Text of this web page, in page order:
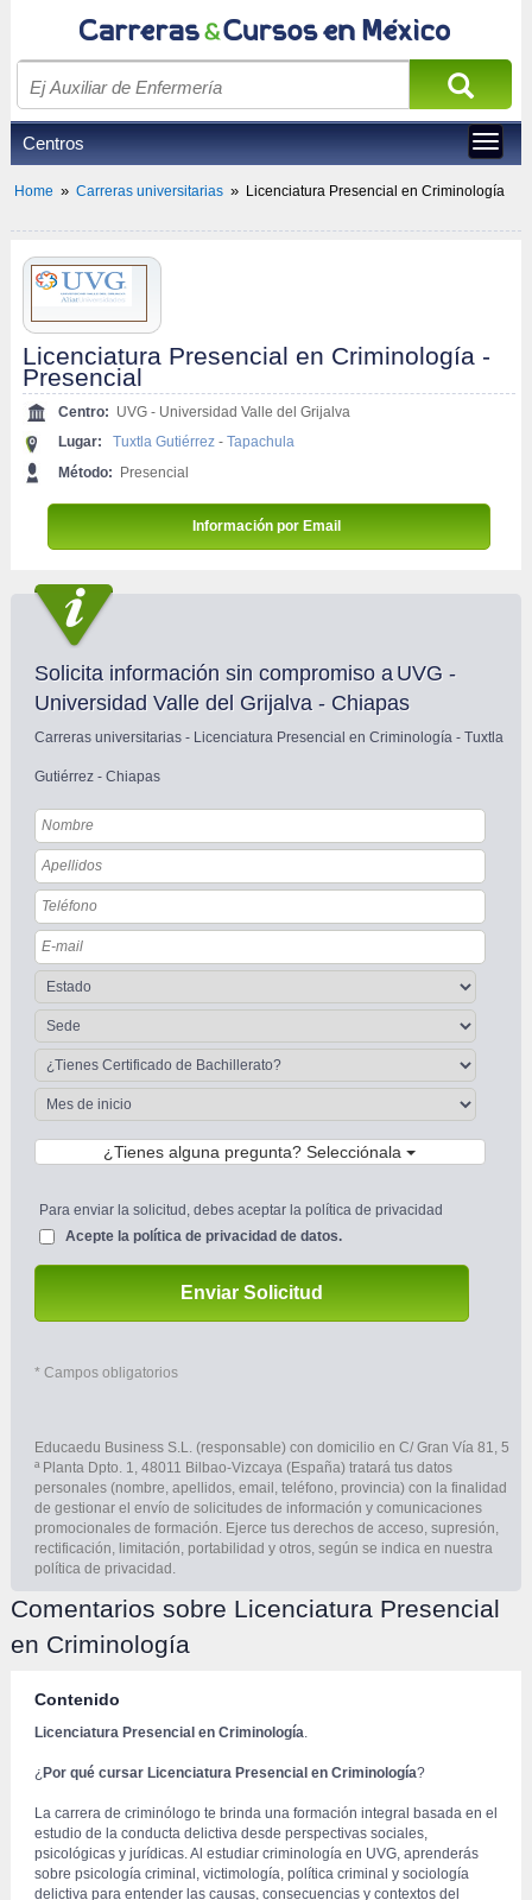
Toggle
Centros
Home » Carreras universitarias » Licenciatura Presencial en Criminología
Licenciatura Presencial en Criminología -
Presencial
Centro: UVG - Universidad Valle del Grijalva
Lugar:
Tuxtla Gutiérrez- Tapachula
Método: Presencial
Información por Email
Solicita información sin compromiso a UVG -
Universidad Valle del Grijalva - Chiapas
Carreras universitarias - Licenciatura Presencial en Criminología - Tuxtla
Gutiérrez - Chiapas
¿Tienes alguna pregunta? Selecciónala
Para enviar la solicitud, debes aceptar la política de privacidad
Acepte la política de privacidad de datos.
Enviar Solicitud
* Campos obligatorios
Educaedu Business S.L. (responsable) con domicilio en C/ Gran Vía 81, 5
ª Planta Dpto. 1, 48011 Bilbao-Vizcaya (España) tratará tus datos
personales (nombre, apellidos, email, teléfono, provincia) con la finalidad
de gestionar el envío de solicitudes de información y comunicaciones
promocionales de formación. Ejerce tus derechos de acceso, supresión,
rectificación, limitación, portabilidad y otros, según se indica en nuestra
política de privacidad.
Comentarios sobre Licenciatura Presencial
en Criminología
Contenido
Licenciatura Presencial en Criminología.
¿Por qué cursar Licenciatura Presencial en Criminología?
La carrera de criminólogo te brinda una formación integral basada en el
estudio de la conducta delictiva desde perspectivas sociales,
psicológicas y jurídicas. Al estudiar criminología en UVG, aprenderás
sobre psicología criminal, victimología, política criminal y sociología
delictiva para entender las causas, consecuencias y contextos del